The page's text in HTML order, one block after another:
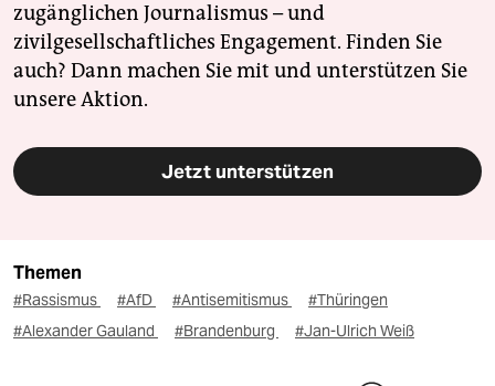
zugänglichen Journalismus – und
zivilgesellschaftliches Engagement. Finden Sie
auch? Dann machen Sie mit und unterstützen Sie
unsere Aktion.
Jetzt unterstützen
Themen
#Rassismus #AfD #Antisemitismus
#Thüringen
#Alexander Gauland
#Brandenburg #Jan-Ulrich Weiß